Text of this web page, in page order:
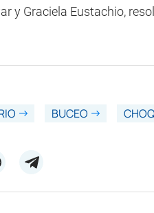
y Graciela Eustachio,
BUCEO